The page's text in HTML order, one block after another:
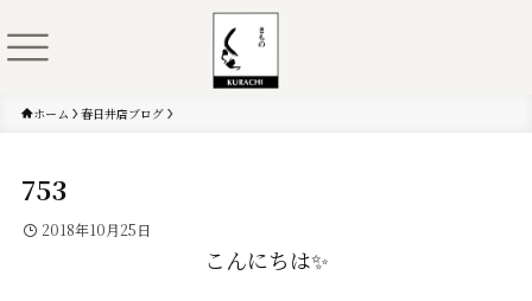
ホーム 春日井店ブログ
753
2018年10月25日
こんにちは✨